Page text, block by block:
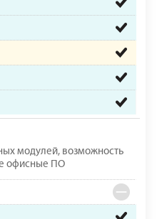
модулей, возможность
офисные ПО